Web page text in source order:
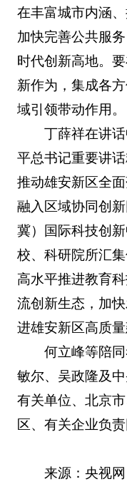
在丰富城市内涵
加快完善公共服
时代创新高地。
新作为，集成各
域引领带动作用。
丁薛祥在讲
平总书记重要讲
推动雄安新区全
融入区域协同创
冀）国际科技创
校、科研院所汇
高水平推进教育
流创新生态，加
进雄安新区高质
何立峰等陪
敏尔、吴政隆及
有关单位、北京
区、有关企业负
来源：央视网